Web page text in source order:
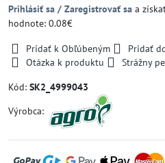
Prihlásiť sa / Zaregistrovať sa a
hodnote: 0.08€
Pridať k Obľúbeným
Pridať
Otázka k produktu
Strážny
Kód: SK2_4999043
Výrobca: